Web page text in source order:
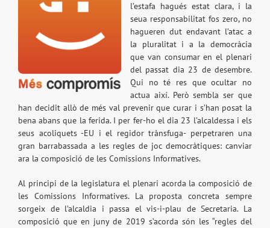
l’estafa hagués estat clara, i la
seua responsabilitat fos zero, no
hagueren dut endavant l’atac a
la pluralitat i a la democràcia
que van consumar en el plenari
del passat dia 23 de desembre.
Qui no té res que ocultar no
actua així. Però sembla ser que
han decidit allò de més val prevenir que curar i s’han posat la
bena abans que la ferida. I per fer-ho el dia 23 l’alcaldessa i els
seus acoliquets -EU i el regidor trànsfuga- perpetraren una
gran barrabassada a les regles de joc democràtiques: canviar
ara la composició de les Comissions Informatives.
Al principi de la legislatura el plenari acorda la composició de
les Comissions Informatives. La proposta concreta sempre
sorgeix de l’alcaldia i passa el vis-i-plau de Secretaria. La
composició que en juny de 2019 s’acorda són les “regles del